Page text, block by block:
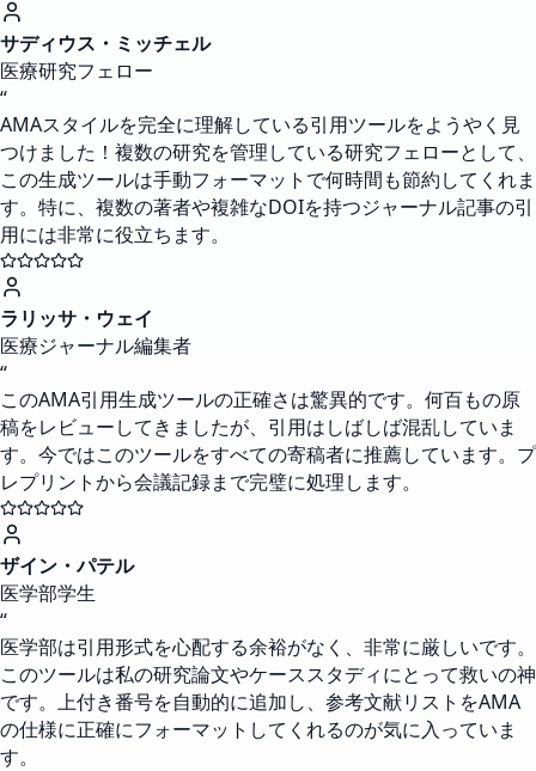
サディウス・ミッチェル
医療研究フェロー
“
AMAスタイルを完全に理解している引用ツールをようやく見
つけました！複数の研究を管理している研究フェローとして、
この生成ツールは手動フォーマットで何時間も節約してくれま
す。特に、複数の著者や複雑なDOIを持つジャーナル記事の引
用には非常に役立ちます。
ラリッサ・ウェイ
医療ジャーナル編集者
“
このAMA引用生成ツールの正確さは驚異的です。何百もの原
稿をレビューしてきましたが、引用はしばしば混乱していま
す。今ではこのツールをすべての寄稿者に推薦しています。プ
レプリントから会議記録まで完璧に処理します。
ザイン・パテル
医学部学生
“
医学部は引用形式を心配する余裕がなく、非常に厳しいです。
このツールは私の研究論文やケーススタディにとって救いの神
です。上付き番号を自動的に追加し、参考文献リストをAMA
の仕様に正確にフォーマットしてくれるのが気に入っていま
す。